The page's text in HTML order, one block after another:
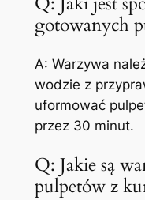
gotowanych
A: Warzywa
wodzie z
uformować
przez 30 minut.
Q: Jakie są
pulpetów z